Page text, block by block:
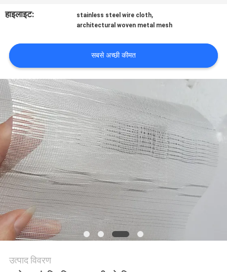
हमसे
करें
समाचार
मामले
साइटमैप
PRIVACY
POLICY
हाइलाइट:
stainless steel wire cloth,
architectural woven metal mesh
सबसे अच्छी कीमत
उत्पाद विवरण